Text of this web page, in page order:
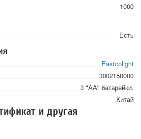
1000
Есть
Eastcolight
3002150000
3 "АА" батарейки.
Китай
и другая